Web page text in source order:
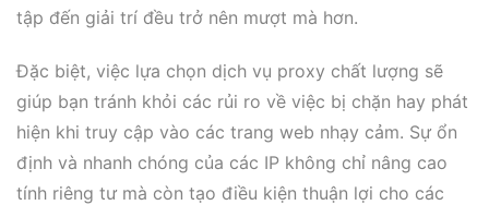
tập đến giải trí đều trở nên mượt mà hơn.
Đặc biệt, việc lựa chọn dịch vụ proxy chất lượng sẽ
giúp bạn tránh khỏi các rủi ro về việc bị chặn hay phát
hiện khi truy cập vào các trang web nhạy cảm. Sự ổn
định và nhanh chóng của các IP không chỉ nâng cao
tính riêng tư mà còn tạo điều kiện thuận lợi cho các